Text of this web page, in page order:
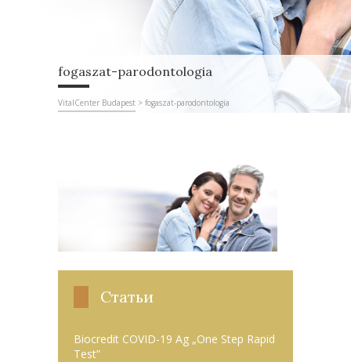
fogaszat-parodontologia
VitalCenter Budapest > fogaszat-parodontologia
Статьи
Biocredit COVID-19 Ag „One Step Rapid
Test”